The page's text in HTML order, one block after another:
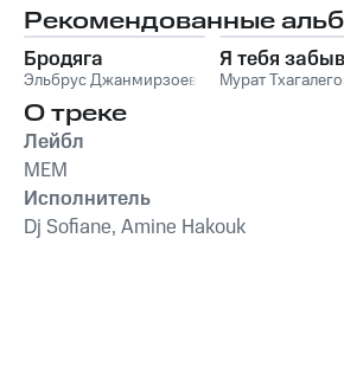
Рекомендованные
Бродяга
Эльбрус Джанмирзоев
Я тебя
Мурат
О треке
Лейбл
MEM
Исполнитель
Dj Sofiane, Amine Hakouk